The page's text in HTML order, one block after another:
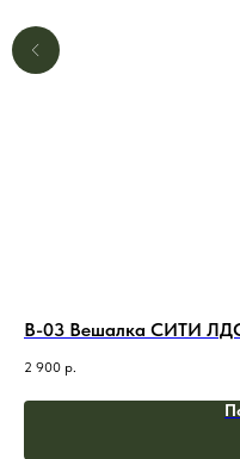
В-03 Вешалка СИТИ
2 900 р.